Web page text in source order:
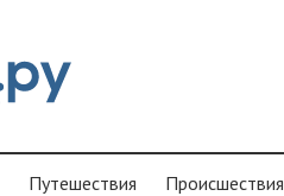
Путешествия Проиcшествия